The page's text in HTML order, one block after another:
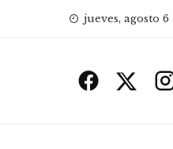
jueves, agosto 6